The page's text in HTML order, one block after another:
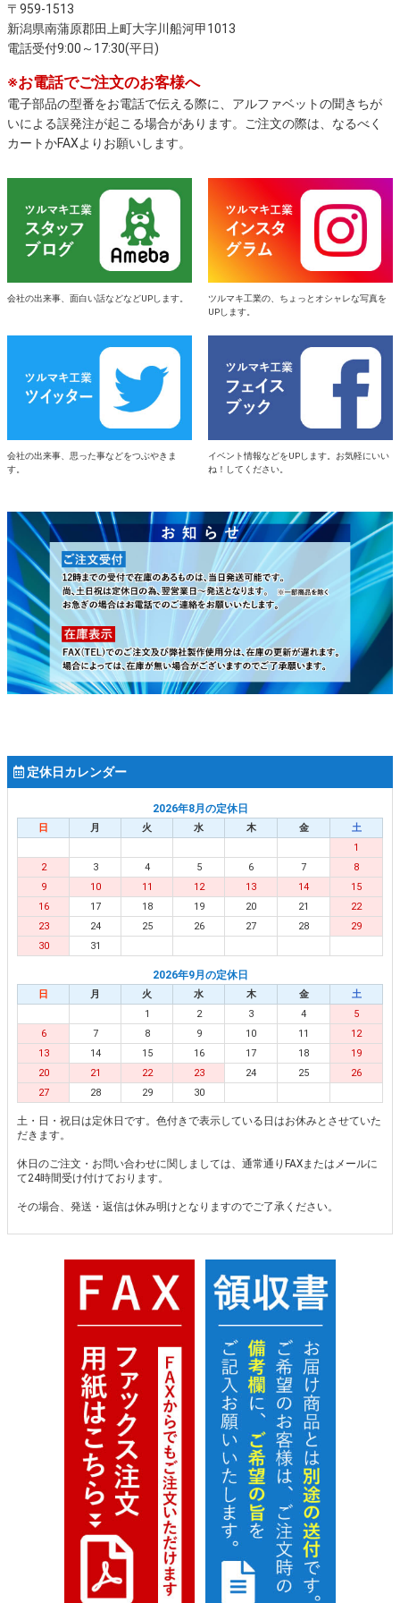
〒959-1513
新潟県南蒲原郡田上町大字川船河甲1013
電話受付9:00～17:30(平日)
※お電話でご注文のお客様へ
電子部品の型番をお電話で伝える際に、アルファベットの聞きちが
いによる誤発注が起こる場合があります。ご注文の際は、なるべく
カートかFAXよりお願いします。
会社の出来事、面白い話などなどUPします。
ツルマキ工業の、ちょっとオシャレな写真を
UPします。
会社の出来事、思った事などをつぶやきま
す。
イベント情報などをUPします。お気軽にいい
ね！してください。
定休日カレンダー
2026年8月の定休日
日 月 火 水 木 金
土
1
2
3 4 5 6 7
8
9
10 11 12 13 14
15
16
17 18 19 20 21
22
23
24 25 26 27 28
29
30
31
2026年9月の定休日
日 月 火 水 木 金
土
1
2 3 4
5
6
7 8 9 10 11
12
13
14 15 16 17 18
19
20
21 22 23 24 25
26
27
28 29 30
土・日・祝日は定休日です。色付きで表示している日はお休みとさせていた
だきます。
休日のご注文・お問い合わせに関しましては、通常通りFAXまたはメールに
て24時間受け付けております。
その場合、発送・返信は休み明けとなりますのでご了承ください。